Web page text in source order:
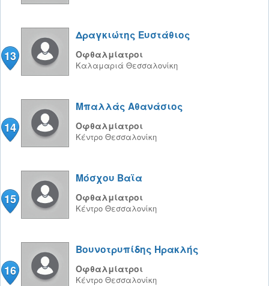
13
Δραγκιώτης Ευστάθιος
Οφθαλμίατροι
Καλαμαριά Θεσσαλονίκη
14
Μπαλλάς Αθανάσιος
Οφθαλμίατροι
Κέντρο Θεσσαλονίκη
15
Μόσχου Βαϊα
Οφθαλμίατροι
Κέντρο Θεσσαλονίκη
16
Βουνοτρυπίδης Ηρακλής
Οφθαλμίατροι
Κέντρο Θεσσαλονίκη